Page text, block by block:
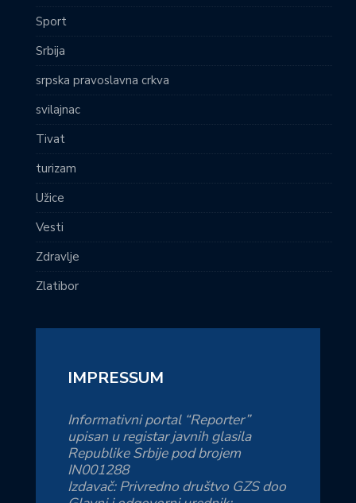
Sport
Srbija
srpska pravoslavna crkva
svilajnac
Tivat
turizam
Užice
Vesti
Zdravlje
Zlatibor
IMPRESSUM
Informativni portal “Reporter”
upisan u registar javnih glasila
Republike Srbije pod brojem
IN001288
Izdavač: Privredno društvo GZS doo